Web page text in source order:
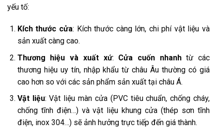
yếu tố:
Kích thước cửa: Kích thước càng lớn, chi phí vật liệu và
sản xuất càng cao.
Thương hiệu và xuất xứ: Cửa cuốn nhanhtừ các
thương hiệu uy tín, nhập khẩu từ châu Âu thường có giá
cao hơn so với các sản phẩm sản xuất tại châu Á.
Vật liệu: Vật liệu màn cửa (PVC tiêu chuẩn, chống cháy,
chống tĩnh điện…) và vật liệu khung cửa (thép sơn tĩnh
điện, inox 304…) sẽ ảnh hưởng trực tiếp đến giá thành.